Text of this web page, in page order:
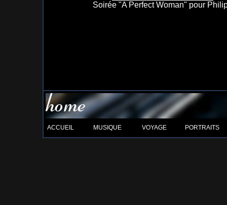
Soirée "A Perfect Woman" pour
ACCUEIL MUSIQUE VOYAGE PORTRAITS